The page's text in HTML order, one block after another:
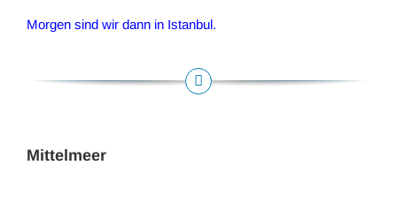
Morgen sind wir dann in Istanbul.
Mittelmeer